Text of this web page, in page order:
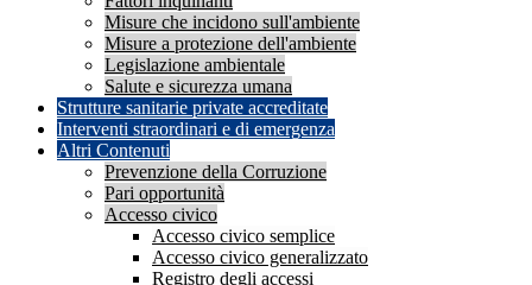
Misure che incidono sull'ambiente
Misure a protezione dell'ambiente
Legislazione ambientale
Salute e sicurezza umana
Strutture sanitarie private accreditate
Interventi straordinari e di emergenza
Altri Contenuti
Prevenzione della Corruzione
Pari opportunità
Accesso civico
Accesso civico semplice
Accesso civico generalizzato
Registro degli accessi